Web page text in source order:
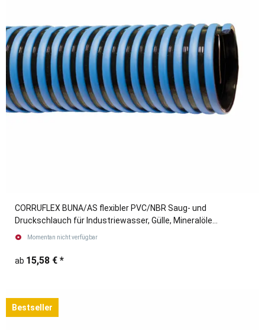
CORRUFLEX BUNA/AS flexibler PVC/NBR Saug- und
Druckschlauch für Industriewasser, Gülle, Mineralöle
blau/schwarz
Momentan nicht verfügbar
ab 15,58 € *
Bestseller